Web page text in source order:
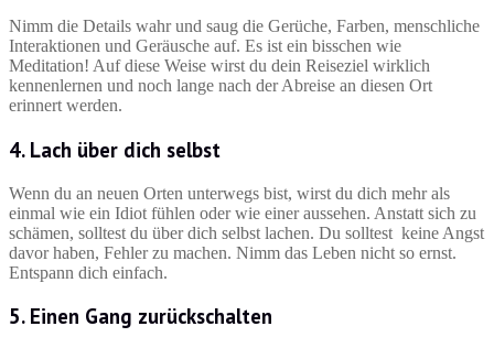
Nimm die Details wahr und saug die Gerüche, Farben, menschliche
Interaktionen und Geräusche auf. Es ist ein bisschen wie
Meditation! Auf diese Weise wirst du dein Reiseziel wirklich
kennenlernen und noch lange nach der Abreise an diesen Ort
erinnert werden.
4. Lach über dich selbst
Wenn du an neuen Orten unterwegs bist, wirst du dich mehr als
einmal wie ein Idiot fühlen oder wie einer aussehen. Anstatt sich zu
schämen, solltest du über dich selbst lachen. Du solltest keine Angst
davor haben, Fehler zu machen. Nimm das Leben nicht so ernst.
Entspann dich einfach.
5. Einen Gang zurückschalten